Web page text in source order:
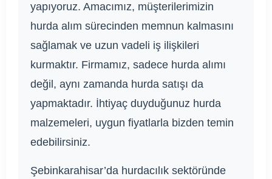
yapıyoruz. Amacımız, müşterilerimizin
hurda alım sürecinden memnun kalmasını
sağlamak ve uzun vadeli iş ilişkileri
kurmaktır. Firmamız, sadece hurda alımı
değil, aynı zamanda hurda satışı da
yapmaktadır. İhtiyaç duyduğunuz hurda
malzemeleri, uygun fiyatlarla bizden temin
edebilirsiniz.
Şebinkarahisar’da hurdacılık sektöründe